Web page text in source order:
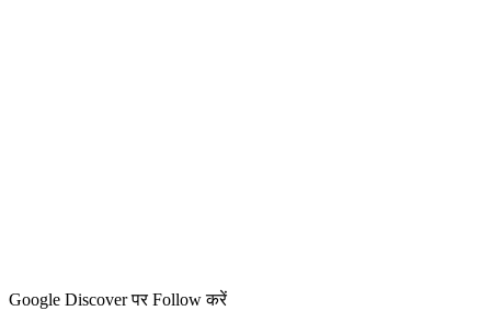
Google Discover पर Follow करें